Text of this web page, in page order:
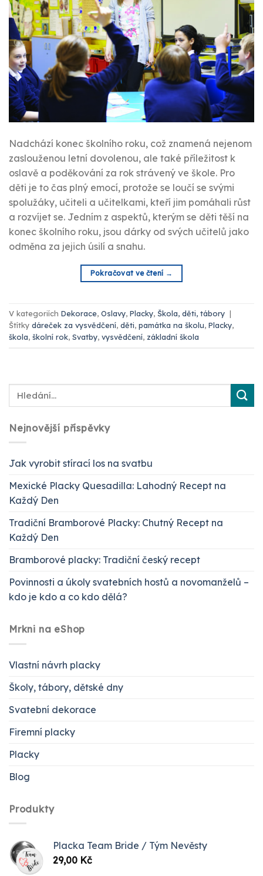
Nadchází konec školního roku, což znamená nejenom
zaslouženou letní dovolenou, ale také příležitost k
oslavě a poděkování za rok strávený ve škole. Pro
děti je to čas plný emocí, protože se loučí se svými
spolužáky, učiteli a učitelkami, kteří jim pomáhali růst
a rozvíjet se. Jedním z aspektů, kterým se děti těší na
konec školního roku, jsou dárky od svých učitelů jako
odměna za jejich úsilí a snahu.
Pokračovat ve čtení →
V kategoriích Dekorace, Oslavy, Placky, Škola, děti, tábory |
Štítky dáreček za vysvědčení, děti, památka na školu, Placky,
škola, školní rok, Svatby, vysvědčení, základní škola
Nejnovější příspěvky
Jak vyrobit stírací los na svatbu
Mexické Placky Quesadilla: Lahodný Recept na
Každý Den
Tradiční Bramborové Placky: Chutný Recept na
Každý Den
Bramborové placky: Tradiční český recept
Povinnosti a úkoly svatebních hostů a novomanželů –
kdo je kdo a co kdo dělá?
Mrkni na eShop
Vlastní návrh placky
Školy, tábory, dětské dny
Svatební dekorace
Firemní placky
Placky
Blog
Produkty
Placka Team Bride / Tým Nevěsty
29,00 Kč